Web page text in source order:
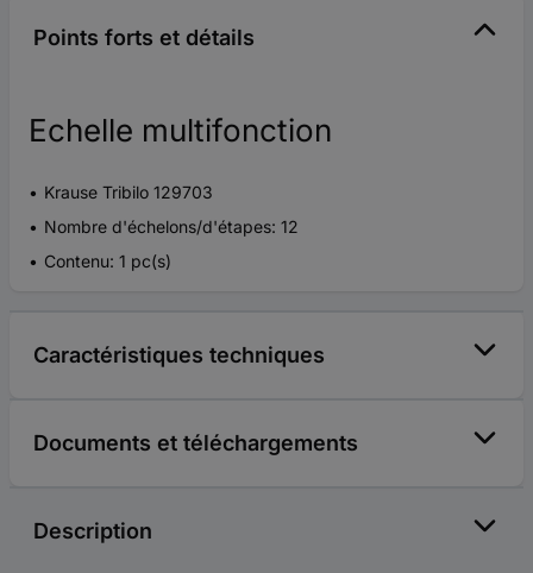
Points forts et détails
Echelle multifonction
Krause Tribilo 129703
Nombre d'échelons/d'étapes: 12
Contenu: 1 pc(s)
Caractéristiques techniques
Documents et téléchargements
Description